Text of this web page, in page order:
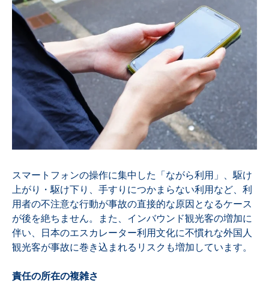
スマートフォンの操作に集中した「ながら利用」、駆け
上がり・駆け下り、手すりにつかまらない利用など、利
用者の不注意な行動が事故の直接的な原因となるケース
が後を絶ちません。また、インバウンド観光客の増加に
伴い、日本のエスカレーター利用文化に不慣れな外国人
観光客が事故に巻き込まれるリスクも増加しています。
責任の所在の複雑さ